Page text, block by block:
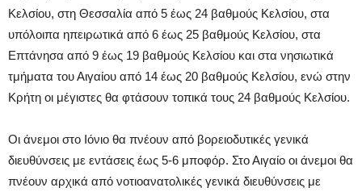
Κελσίου, στη Θεσσαλία από 5 έως 24 βαθμούς Κελσίου, στα
υπόλοιπα ηπειρωτικά από 6 έως 25 βαθμούς Κελσίου, στα
Επτάνησα από 9 έως 19 βαθμούς Κελσίου και στα νησιωτικά
τμήματα του Αιγαίου από 14 έως 20 βαθμούς Κελσίου, ενώ στην
Κρήτη οι μέγιστες θα φτάσουν τοπικά τους 24 βαθμούς Κελσίου.
Οι άνεμοι στο Ιόνιο θα πνέουν από βορειοδυτικές γενικά
διευθύνσεις με εντάσεις έως 5-6 μποφόρ. Στο Αιγαίο οι άνεμοι θα
πνέουν αρχικά από νοτιοανατολικές γενικά διευθύνσεις με